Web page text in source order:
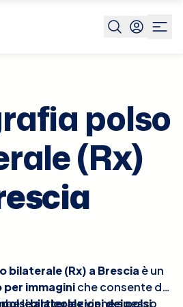
Polso Bilaterale Rx Brescia
polso
(Rx)
bilaterale (Rx) a Brescia è un
immaginiche consente di
learticolazioni dei polsi
bilateraleviene spesso